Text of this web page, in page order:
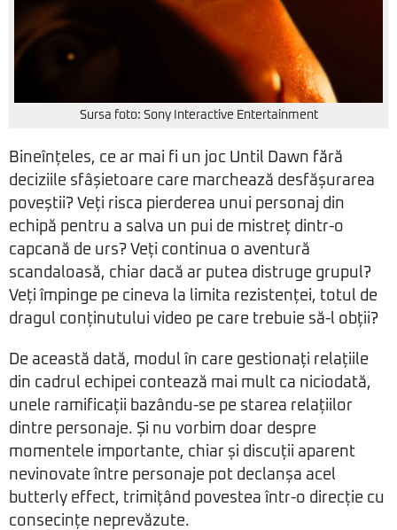
Sursa foto: Sony Interactive Entertainment
Bineînțeles, ce ar mai fi un joc Until Dawn fără
deciziile sfâșietoare care marchează desfășurarea
poveștii? Veți risca pierderea unui personaj din
echipă pentru a salva un pui de mistreț dintr-o
capcană de urs? Veți continua o aventură
scandaloasă, chiar dacă ar putea distruge grupul?
Veți împinge pe cineva la limita rezistenței, totul de
dragul conținutului video pe care trebuie să-l obții?
De această dată, modul în care gestionați relațiile
din cadrul echipei contează mai mult ca niciodată,
unele ramificații bazându-se pe starea relațiilor
dintre personaje. Și nu vorbim doar despre
momentele importante, chiar și discuții aparent
nevinovate între personaje pot declanșa acel
butterly effect, trimițând povestea într-o direcție cu
consecințe neprevăzute.